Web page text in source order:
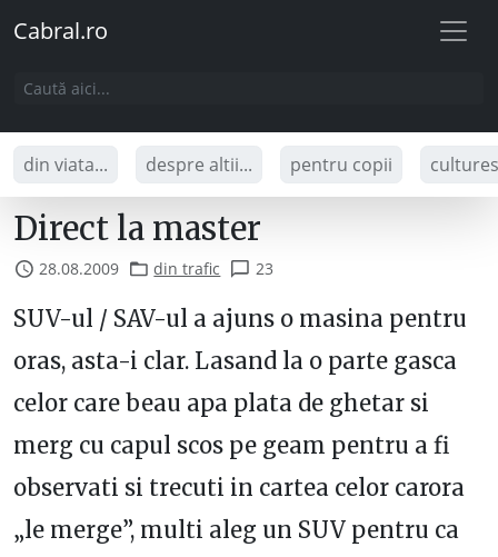
Cabral.ro
din viata... despre altii... pentru copii
Direct la master
28.08.2009 din trafic 23
SUV-ul / SAV-ul a ajuns o masina pentru
oras, asta-i clar. Lasand la o parte gasca
celor care beau apa plata de ghetar si
merg cu capul scos pe geam pentru a fi
observati si trecuti in cartea celor carora
„le merge”, multi aleg un SUV pentru ca